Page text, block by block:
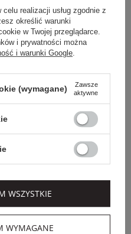
AERONAUTICA MILITARE
POLO MĘSKIE
AERONUATICA
MILITARE
319,00 PLN
255,20 PLN
SALE
realizacji usług zgodnie z
określić warunki
w Twojej przeglądarce.
i prywatności można
i warunki Google.
(wymagane)
Zawsze
aktywne
WYMAGANE
WSZYSTKIE